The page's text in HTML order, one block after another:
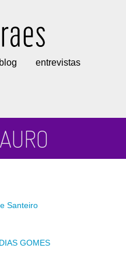
blog entrevistas
Santeiro
GOMES